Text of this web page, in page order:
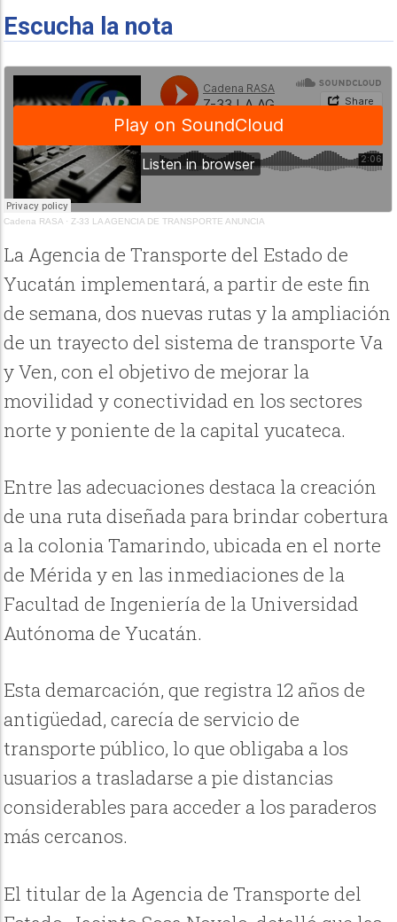
Escucha la nota
Cadena RASA · Z-33 LA AGENCIA DE TRANSPORTE ANUNCIA
La Agencia de Transporte del Estado de
Yucatán implementará, a partir de este fin
de semana, dos nuevas rutas y la ampliación
de un trayecto del sistema de transporte Va
y Ven, con el objetivo de mejorar la
movilidad y conectividad en los sectores
norte y poniente de la capital yucateca.
Entre las adecuaciones destaca la creación
de una ruta diseñada para brindar cobertura
a la colonia Tamarindo, ubicada en el norte
de Mérida y en las inmediaciones de la
Facultad de Ingeniería de la Universidad
Autónoma de Yucatán.
Esta demarcación, que registra 12 años de
antigüedad, carecía de servicio de
transporte público, lo que obligaba a los
usuarios a trasladarse a pie distancias
considerables para acceder a los paraderos
más cercanos.
El titular de la Agencia de Transporte del